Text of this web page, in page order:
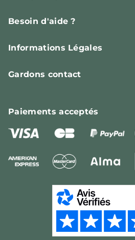
Besoin d'aide ?
Informations Légales
Gardons contact
Paiementsacceptés